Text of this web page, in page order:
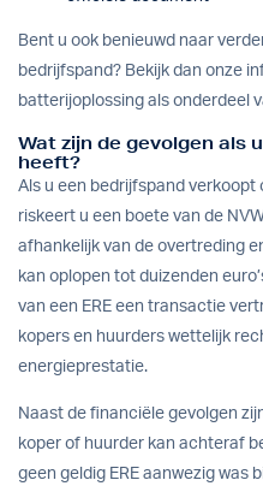
Bent u ook benieuwd naar
bedrijfspand? Bekijk dan onze
batterijoplossing als onderdeel
Wat zijn de gevolgen als
heeft?
Als u een bedrijfspand verkoopt
riskeert u een boete van de
afhankelijk van de overtreding
kan oplopen tot duizenden
van een ERE een transactie
kopers en huurders wettelijk
energieprestatie.
Naast de financiële gevolgen
koper of huurder kan achteraf
geen geldig ERE aanwezig was